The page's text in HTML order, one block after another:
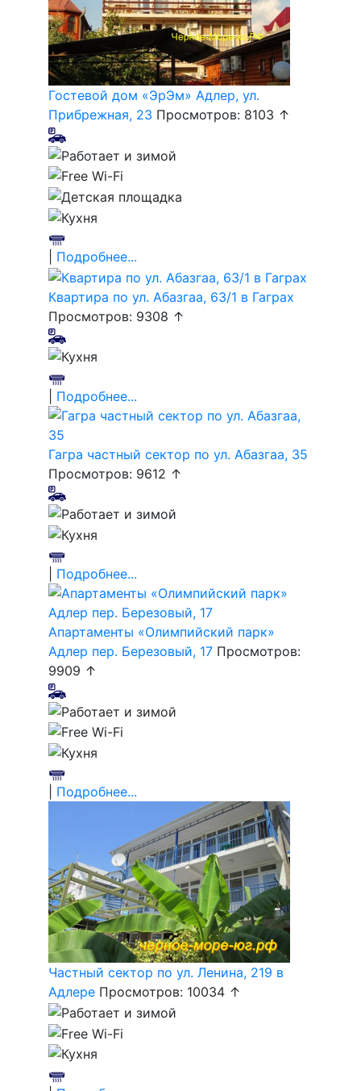
Гостевой дом «ЭрЭм» Адлер, ул.
Прибрежная, 23 Просмотров: 8103 ↑
Подробнее...
Квартира по ул. Абазгаа, 63/1 в Гаграх
Просмотров: 9308 ↑
Подробнее...
Гагра частный сектор по ул. Абазгаа, 35
Просмотров: 9612 ↑
Подробнее...
Апартаменты «Олимпийский парк»
Адлер пер. Березовый, 17 Просмотров:
9909 ↑
Подробнее...
Частный сектор по ул. Ленина, 219 в
Адлере Просмотров: 10034 ↑